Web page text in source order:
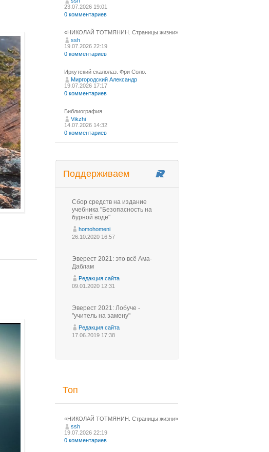
23.07.2026 19:01
0 комментариев
«НИКОЛАЙ ТОТМЯНИН. Страницы жизни»
ssh
19.07.2026 22:19
0 комментариев
Иркутский скалолаз. Фри Соло.
Миргородский Александр
19.07.2026 17:17
0 комментариев
Библиография
Vikzhi
14.07.2026 14:32
0 комментариев
Поддерживаем
Сбор средств на издание
учебника "Безопасность на
бурной воде"
homohomeni
26.10.2020 16:57
Эверест 2021: это всё Ама-
Даблам
Редакция сайта
09.01.2020 12:31
Эверест 2021: Лобуче -
"учитель на замену"
Редакция сайта
17.06.2019 17:38
Топ
«НИКОЛАЙ ТОТМЯНИН. Страницы жизни»
ssh
19.07.2026 22:19
0 комментариев